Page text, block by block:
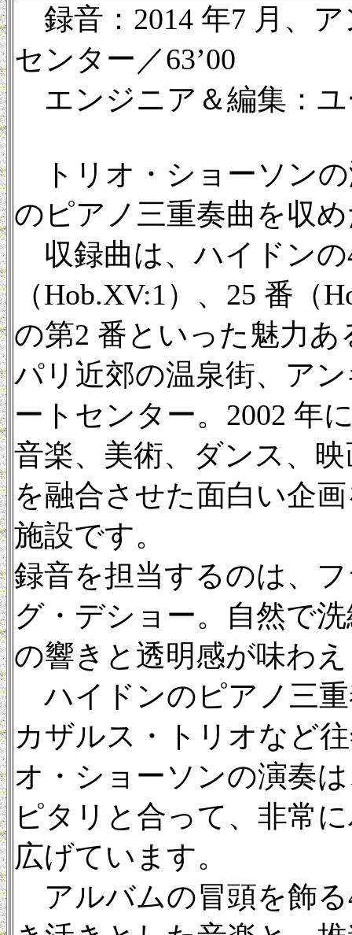
録音：2014 年7 月、
センター／63’00
エンジニア＆編集：
トリオ・ショーソン
のピアノ三重奏曲を収
収録曲は、ハイドンの
（Hob.XV:1）、25 番（
の第2 番といった魅力
パリ近郊の温泉街、ア
ートセンター。2002 年
音楽、美術、ダンス、
を融合させた面白い企
施設です。
録音を担当するのは、
グ・デショー。自然で
の響きと透明感が味わ
ハイドンのピアノ三
カザルス・トリオなど
オ・ショーソンの演奏
ピタリと合って、非常
広げています。
アルバムの冒頭を飾る